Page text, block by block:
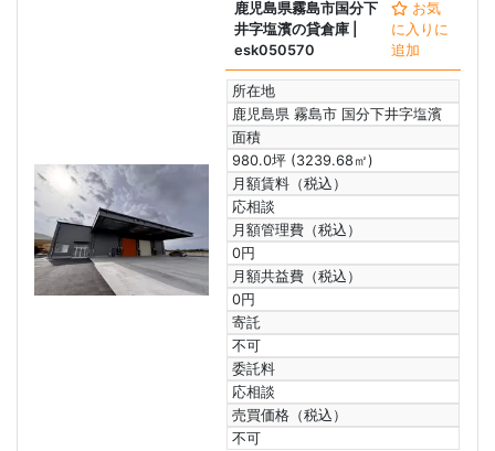
鹿児島県霧島市国分下
井字塩濱の貸倉庫
esk050570
お気
に入りに
追加
所在地
鹿児島県 霧島市 国分下井字塩濱
面積
980.0坪 (3239.68㎡)
月額賃料（税込）
応相談
月額管理費（税込）
0円
月額共益費（税込）
0円
寄託
不可
委託料
応相談
売買価格（税込）
不可